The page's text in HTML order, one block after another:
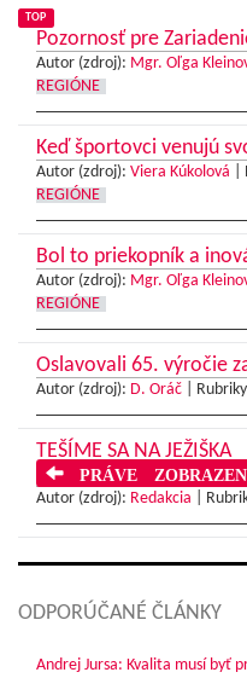
TOP
Pozornosť pre
Autor (zdroj): Mgr. Oľga
REGIÓNE
Keď športovci venujú
Autor (zdroj): Viera Kúkolová
REGIÓNE
Bol to priekopník a
Autor (zdroj): Mgr. Oľga
REGIÓNE
Oslavovali 65. výročie
Autor (zdroj): D. Oráč
TEŠÍME SA NA JEŽIŠKA
PRÁVE
Autor (zdroj): Redakcia
ODPORÚČANÉ ČLÁNKY
Andrej Jursa: Kvalita musí byť